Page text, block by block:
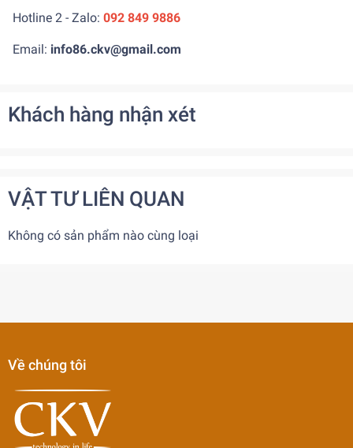
Hotline 2 - Zalo: 092 849 9886
Email: info86.ckv@gmail.com
Khách hàng nhận xét
VẬT TƯ LIÊN QUAN
Không có sản phẩm nào cùng loại
Về chúng tôi